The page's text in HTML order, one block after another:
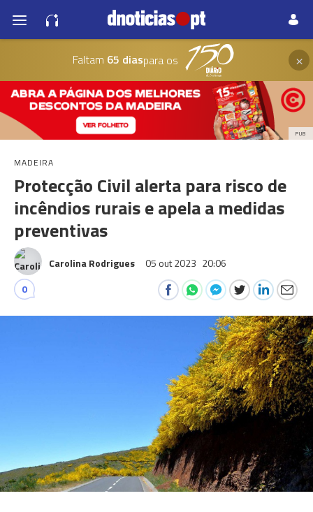
Faltam 65 diaspara os ×
PUB
MADEIRA
Protecção Civil alerta para risco de
incêndios rurais e apela a medidas
preventivas
Carolina Rodrigues 05 out 2023 20:06
0